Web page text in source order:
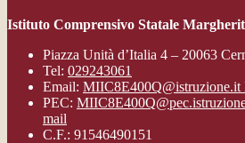
Istituto Comprensivo Statale
Piazza Unità d’Italia 4 – 20063
Tel: 029243061
Email: MIIC8E400Q@istruzione.it
PEC:
mail
C.F.: 91546490151